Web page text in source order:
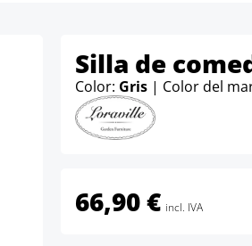
Silla de
Color: Gris | Color del
66,90 € incl. IVA